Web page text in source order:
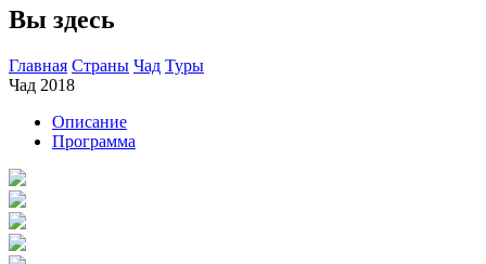
Вы здесь
Главная Страны Чад Туры
Чад 2018
Описание
Программа